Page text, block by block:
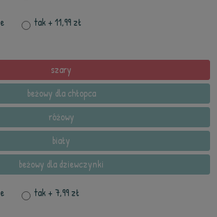
tak+ 11,99 zł
szary
beżowy dla chłopca
różowy
biały
beżowy dla dziewczynki
tak+ 7,99 zł